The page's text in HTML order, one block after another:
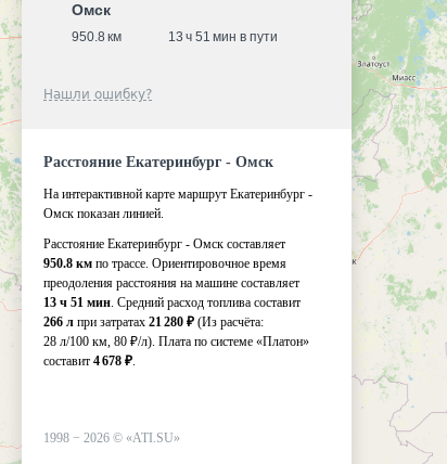
Омск
950.8 км 13 ч 51 мин в пути
Нашли ошибку?
Расстояние Екатеринбург - Омск
На интерактивной карте маршрут Екатеринбург -
Омск показан линией.
Расстояние Екатеринбург - Омск составляет
950.8 км по трассе. Ориентировочное время
преодоления расстояния на машине составляет
13 ч 51 мин. Средний расход топлива составит
266 л при затратах 21 280 ₽ (Из расчёта:
28 л/100 км, 80 ₽/л). Плата по системе «Платон»
составит 4 678 ₽.
1998 − 2026 © «ATI.SU»